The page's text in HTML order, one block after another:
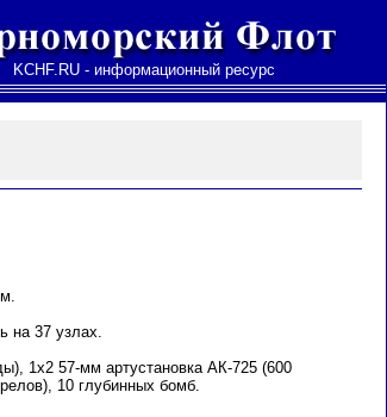
KCHF.RU - информационный ресурс
на 37 узлах.
1х2 57-мм артустановка АК-725 (600
10 глубинных бомб.